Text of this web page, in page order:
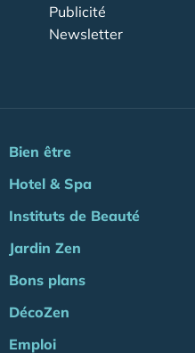
Publicité
Newsletter
Bien être
Hotel & Spa
Instituts de Beauté
Jardin Zen
Bons plans
DécoZen
Emploi